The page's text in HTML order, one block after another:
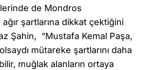
de Mondros
şartlarına dikkat çektiğini
Şahin, “Mustafa Kemal Paşa,
mütareke şartlarını daha
muğlak alanların ortaya